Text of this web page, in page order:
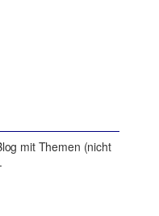
mit Themen (nicht